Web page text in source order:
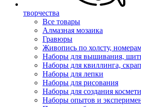
творчества
Все товары
Алмазная мозаика
Гравюры
Живопись по холсту,
Наборы для вышивания,
Наборы для квиллинга,
Наборы для лепки
Наборы для рисования
Наборы для создания
Наборы опытов и